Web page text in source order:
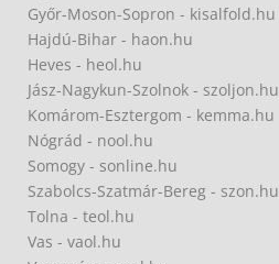
Győr-Moson-Sopron - kisalfold.hu
Hajdú-Bihar - haon.hu
Heves - heol.hu
Jász-Nagykun-Szolnok - szoljon.hu
Komárom-Esztergom - kemma.hu
Nógrád - nool.hu
Somogy - sonline.hu
Szabolcs-Szatmár-Bereg - szon.hu
Tolna - teol.hu
Vas - vaol.hu